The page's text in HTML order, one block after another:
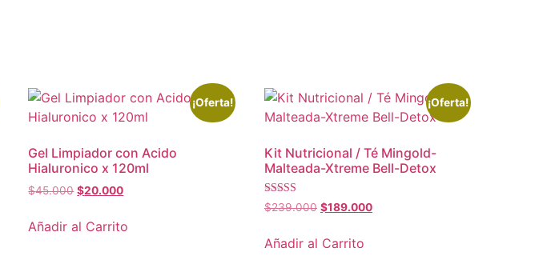
¡Oferta!
Gel Limpiador con Acido
Hialuronico x 120ml
$45.000 $20.000
Añadir al Carrito
¡Oferta!
Kit Nutricional / Té Mingold-
Malteada-Xtreme Bell-Detox
Valorado
en
de 5
$239.000 $189.000
Añadir al Carrito